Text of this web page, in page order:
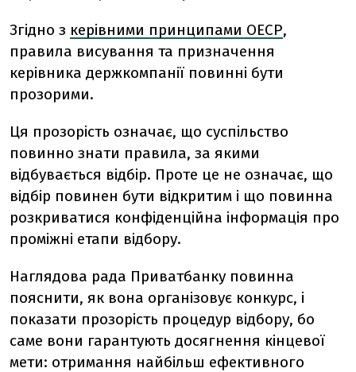
Згідно з керівними принципами ОЕСР,
правила висування та призначення
керівника держкомпанії повинні бути
прозорими.
Ця прозорість означає, що суспільство
повинно знати правила, за якими
відбувається відбір. Проте це не означає, що
відбір повинен бути відкритим і що повинна
розкриватися конфіденційна інформація про
проміжні етапи відбору.
Наглядова рада Приватбанку повинна
пояснити, як вона організовує конкурс, і
показати прозорість процедур відбору, бо
саме вони гарантують досягнення кінцевої
мети: отримання найбільш ефективного